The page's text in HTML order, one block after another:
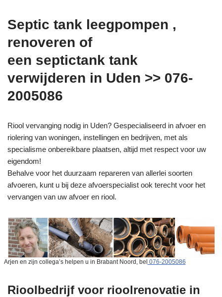
Septic tank leegpompen ,
renoveren of
een septictank tank
verwijderen in Uden >> 076-
2005086
Riool vervanging nodig in Uden? Gespecialiseerd in afvoer en
riolering van woningen, instellingen en bedrijven, met als
specialisme onbereikbare plaatsen, altijd met respect voor uw
eigendom!
Behalve voor het duurzaam repareren van allerlei soorten
afvoeren, kunt u bij deze afvoerspecialist ook terecht voor het
vervangen van uw afvoer en riool.
Arjen en zijn collega’s helpen u in Brabant Noord, bel 076-2005086
Rioolbedrijf voor rioolrenovatie in